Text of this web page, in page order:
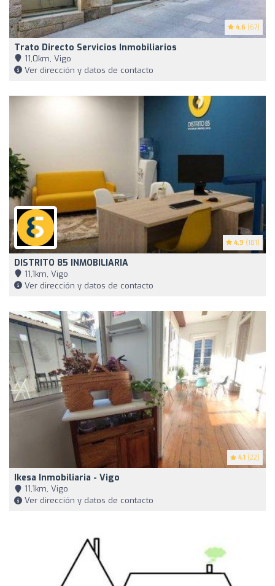
4.6 (67)
Trato Directo Servicios Inmobiliarios
11,0km, Vigo
Ver dirección y datos de contacto
4.9 (181)
DISTRITO 85 INMOBILIARIA
11,1km, Vigo
Ver dirección y datos de contacto
4.1 (22)
Ikesa Inmobiliaria - Vigo
11,1km, Vigo
Ver dirección y datos de contacto